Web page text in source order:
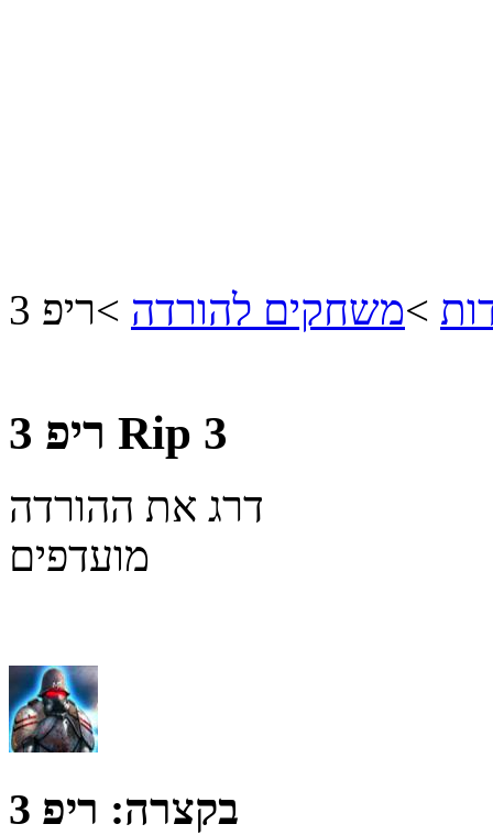
>משחקים להורדה >ריפ 3
Rip 3
דרג את ההורדה
מועדפים
בקצרה: ריפ 3